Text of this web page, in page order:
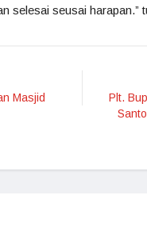
selesai seusai harapan.”
Masjid
Plt.